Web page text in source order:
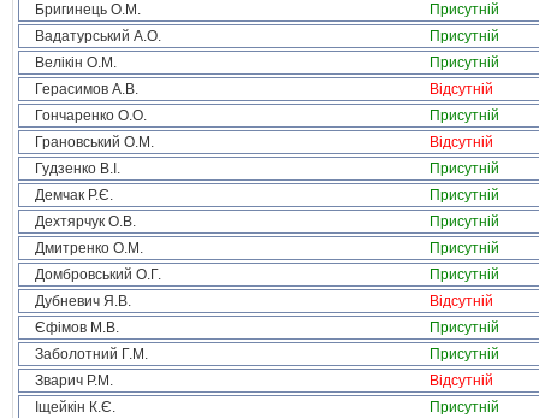
Бригинець О.М.
Присутній
Вадатурський А.О.
Присутній
Велікін О.М.
Присутній
Герасимов А.В.
Відсутній
Гончаренко О.О.
Присутній
Грановський О.М.
Відсутній
Гудзенко В.І.
Присутній
Демчак Р.Є.
Присутній
Дехтярчук О.В.
Присутній
Дмитренко О.М.
Присутній
Домбровський О.Г.
Присутній
Дубневич Я.В.
Відсутній
Єфімов М.В.
Присутній
Заболотний Г.М.
Присутній
Зварич Р.М.
Відсутній
Іщейкін К.Є.
Присутній